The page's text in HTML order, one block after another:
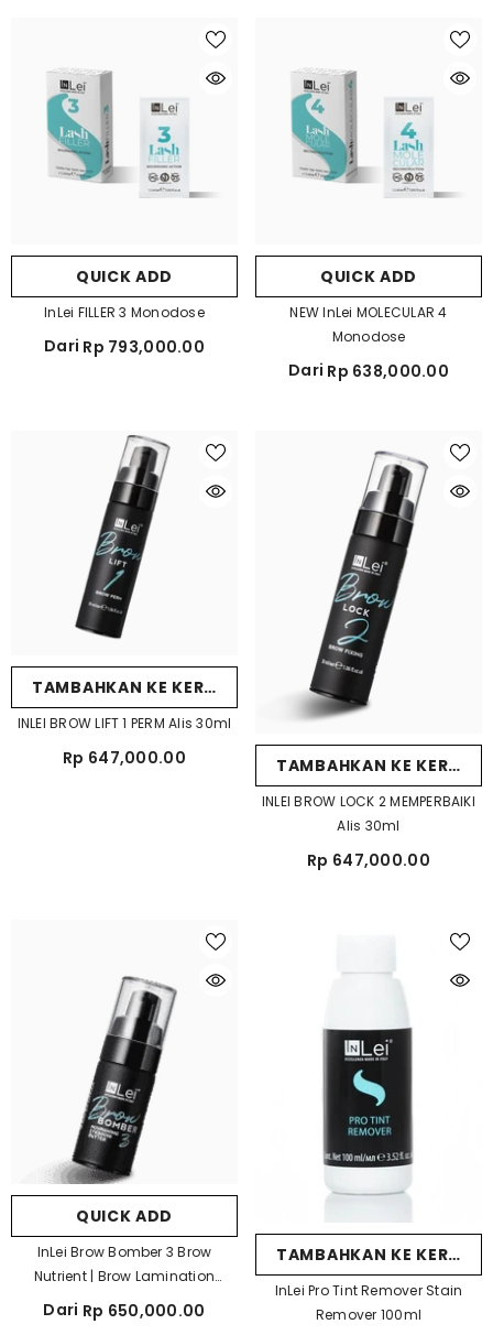
QUICK ADD
InLei FILLER 3 Monodose
Dari Rp 793,000.00
QUICK ADD
NEW InLei MOLECULAR 4
Monodose
Dari Rp 638,000.00
TAMBAHKAN KE KERANJANG
INLEI BROW LIFT 1 PERM Alis 30ml
Rp 647,000.00 TAMBAHKAN KE
INLEI BROW LOCK 2 MEMPERBAIKI
Alis 30ml
Rp 647,000.00
QUICK ADD
InLei Brow Bomber 3 Brow
Nutrient | Brow Lamination
Solution Made In Italy
Dari Rp 650,000.00
TAMBAHKAN KE
InLei Pro Tint Remover Stain
Remover 100ml